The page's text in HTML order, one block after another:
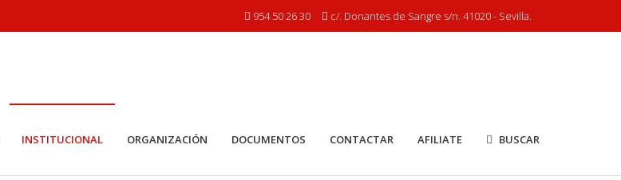
954 50 26 30 c/. Donantes de Sangre s/n. 41020 - Sevilla.
INSTITUCIONAL ORGANIZACIÓN DOCUMENTOS CONTACTAR AFILIATE BUSCAR